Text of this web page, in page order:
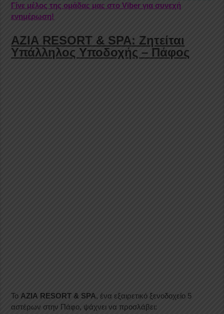
Γίνε μέλος της ομάδας μας στο Viber για συνεχή
ενημέρωση!
AZIA RESORT & SPA: Ζητείται
Υπάλληλος Υποδοχής – Πάφος
Το AZIA RESORT &SPA, ένα εξαιρετικό ξενοδοχείο 5
αστέρων στην Πάφο, ψάχνει να προσλάβει: